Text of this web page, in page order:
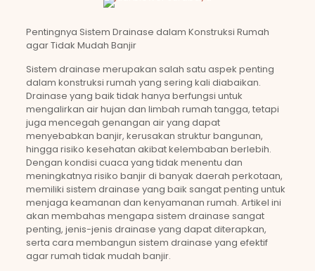
Pentingnya Sistem Drainase dalam Konstruksi Rumah
agar Tidak Mudah Banjir
Sistem drainase merupakan salah satu aspek penting
dalam konstruksi rumah yang sering kali diabaikan.
Drainase yang baik tidak hanya berfungsi untuk
mengalirkan air hujan dan limbah rumah tangga, tetapi
juga mencegah genangan air yang dapat
menyebabkan banjir, kerusakan struktur bangunan,
hingga risiko kesehatan akibat kelembaban berlebih.
Dengan kondisi cuaca yang tidak menentu dan
meningkatnya risiko banjir di banyak daerah perkotaan,
memiliki sistem drainase yang baik sangat penting untuk
menjaga keamanan dan kenyamanan rumah. Artikel ini
akan membahas mengapa sistem drainase sangat
penting, jenis-jenis drainase yang dapat diterapkan,
serta cara membangun sistem drainase yang efektif
agar rumah tidak mudah banjir.